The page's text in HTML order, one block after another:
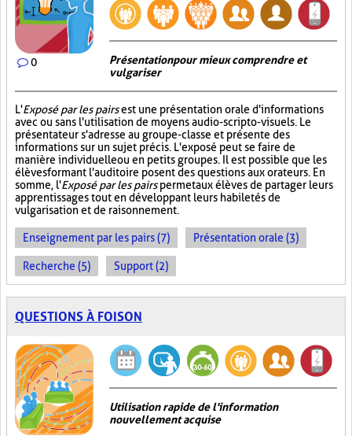
0
Présentation pour mieux comprendre et
vulgariser
L'Exposé par les pairsest une présentation orale d'informations
avec ou sans l'utilisation de moyens audio-scripto-visuels. Le
présentateur s'adresse au groupe-classe et présente des
informations sur un sujet précis. L'exposé peut se faire de
manière individuelle ou en petits groupes. Il est possible que les
élèves formant l'auditoire posent des questions aux orateurs. En
somme, l'Exposé par les pairspermet aux élèves de partager leurs
apprentissages tout en développant leurs habiletés de
vulgarisation et de raisonnement.
Enseignement par les pairs (7) Présentation orale (3)
Recherche (5) Support (2)
QUESTIONS À FOISON
Utilisation rapide de l'information
nouvellement acquise